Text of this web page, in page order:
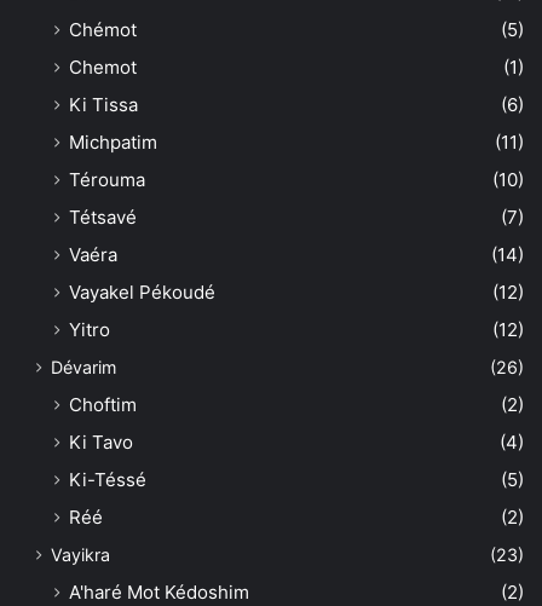
Chémot
(5)
Chemot
(1)
Ki Tissa
(6)
Michpatim
(11)
Térouma
(10)
Tétsavé
(7)
Vaéra
(14)
Vayakel Pékoudé
(12)
Yitro
(12)
Dévarim (26)
Choftim
(2)
Ki Tavo
(4)
Ki-Téssé
(5)
Réé
(2)
Vayikra (23)
A'haré Mot Kédoshim
(2)